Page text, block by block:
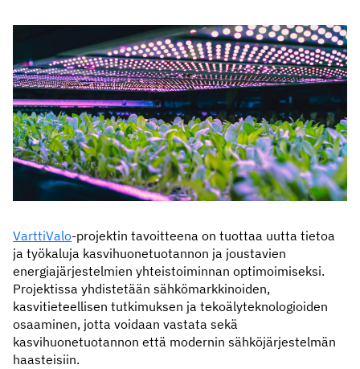
VarttiValo-projektin tavoitteena on tuottaa uutta tietoa
ja työkaluja kasvihuonetuotannon ja joustavien
energiajärjestelmien yhteistoiminnan optimoimiseksi.
Projektissa yhdistetään sähkömarkkinoiden,
kasvitieteellisen tutkimuksen ja tekoälyteknologioiden
osaaminen, jotta voidaan vastata sekä
kasvihuonetuotannon että modernin sähköjärjestelmän
haasteisiin.